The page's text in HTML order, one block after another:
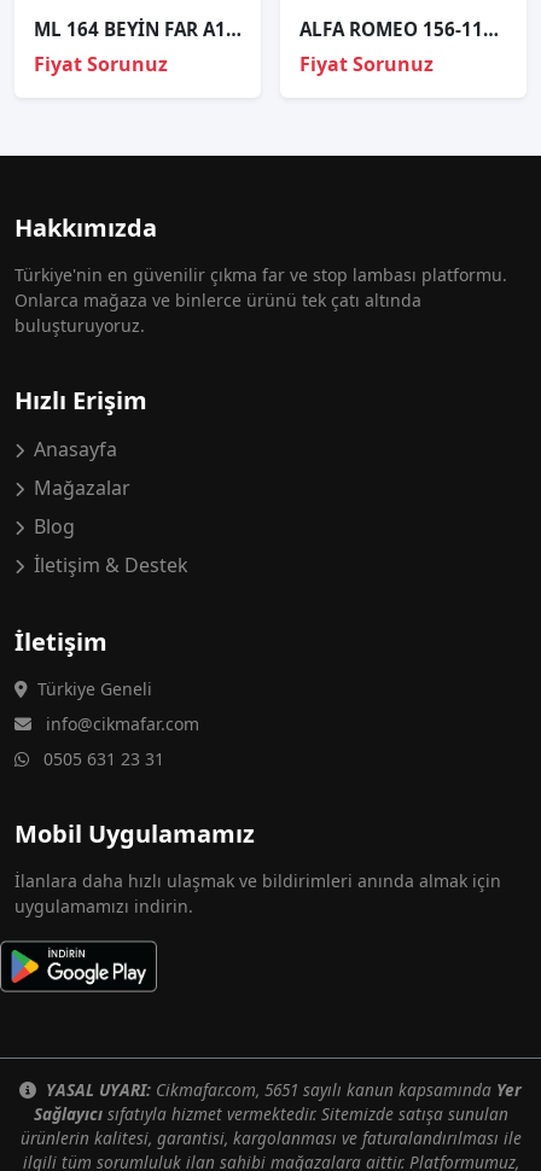
ML 164 BEYİN FAR A1648704126
Fiyat Sorunuz
ALFA ROMEO 156-116 ÇIKMA SAĞ-SOL SİS FARI OEM; 38660748
Fiyat Sorunuz
Hakkımızda
Türkiye'nin en güvenilir çıkma far ve stop lambası platformu.
Onlarca mağaza ve binlerce ürünü tek çatı altında
buluşturuyoruz.
Hızlı Erişim
Anasayfa
Mağazalar
Blog
İletişim & Destek
İletişim
Türkiye Geneli
info@cikmafar.com
0505 631 23 31
Mobil Uygulamamız
İlanlara daha hızlı ulaşmak ve bildirimleri anında almak için
uygulamamızı indirin.
YASAL UYARI: Cikmafar.com, 5651 sayılı kanun kapsamında Yer
Sağlayıcısıfatıyla hizmet vermektedir. Sitemizde satışa sunulan
ürünlerin kalitesi, garantisi, kargolanması ve faturalandırılması ile
ilgili tüm sorumluluk ilan sahibi mağazalara aittir. Platformumuz,